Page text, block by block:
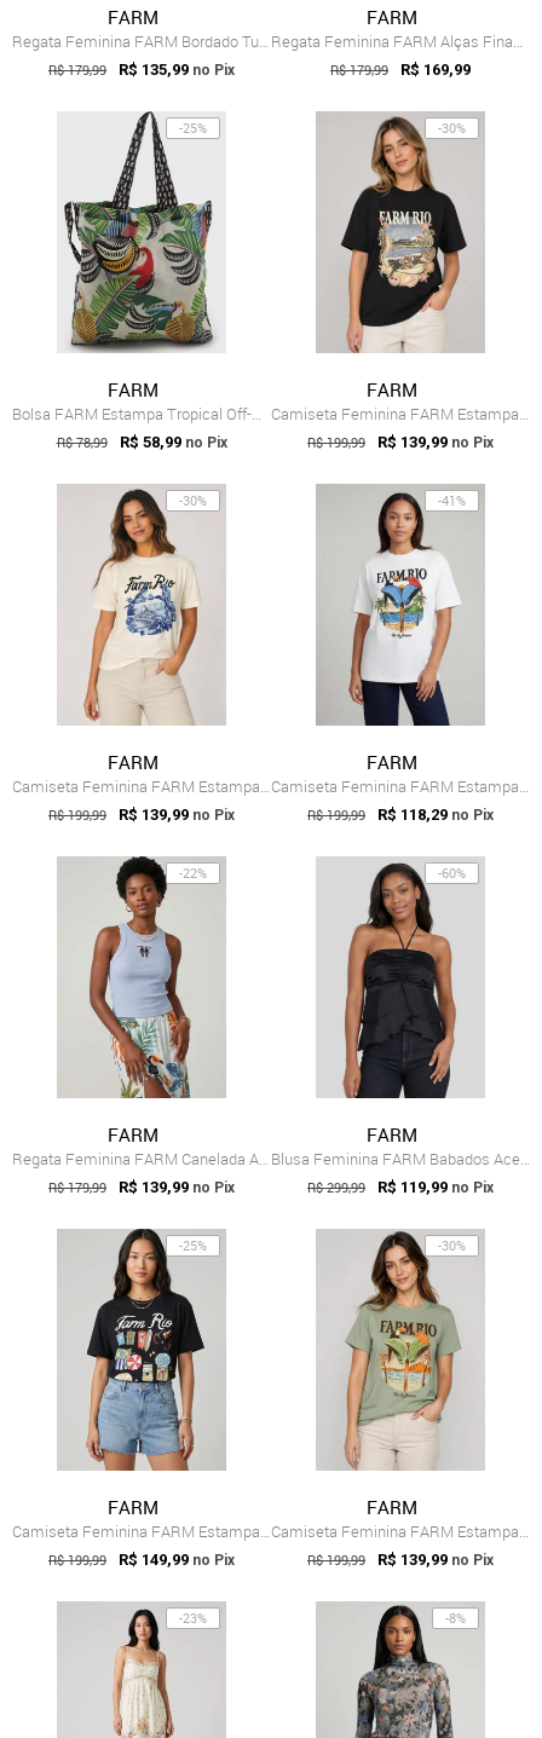
FARM
Regata Feminina FARM Bordado Tucano Preta
R$ 179,99 R$ 135,99 no Pix
FARM
Regata Feminina FARM Alças Finas Branca
R$ 179,99 R$ 169,99
-25%
FARM
Bolsa FARM Estampa Tropical Off-White
R$ 78,99 R$ 58,99 no Pix
-30%
FARM
Camiseta Feminina FARM Estampa Natureza Preta
R$ 199,99 R$ 139,99 no Pix
-30%
FARM
Camiseta Feminina FARM Estampa Tropical Branca
R$ 199,99 R$ 139,99 no Pix
-41%
FARM
Camiseta Feminina FARM Estampa Tropical Branca
R$ 199,99 R$ 118,29 no Pix
-22%
FARM
Regata Feminina FARM Canelada Azul
R$ 179,99 R$ 139,99 no Pix
-60%
FARM
Blusa Feminina FARM Babados Acetinada Preta
R$ 299,99 R$ 119,99 no Pix
-25%
FARM
Camiseta Feminina FARM Estampa Verão Preta
R$ 199,99 R$ 149,99 no Pix
-30%
FARM
Camiseta Feminina FARM Estampa Tropical Verde
R$ 199,99 R$ 139,99 no Pix
-23% -8%